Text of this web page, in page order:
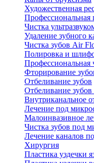
Художественная
Профессиональная
Чистка
Удаление зубного
Чистка зубов Air
Полировка и
Профессиональная
Фторирование
Отбеливание зубов
Отбеливание зубов
Внутриканальное
Лечение под
Малоинвазивное
Чистка зубов под
Лечение каналов
Хирургия
Пластика уздечки